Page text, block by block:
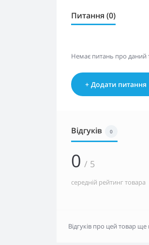
Питання (0)
Немає питань про даний
+ Додати питання
Відгуків 0
0 / 5
середній рейтинг товара
Відгуків про цей товар